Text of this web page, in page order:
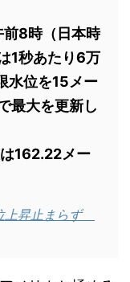
前8時（日本時
1秒あたり6万
水位を15メー
最大を更新し
162.22メー
上昇止まらず